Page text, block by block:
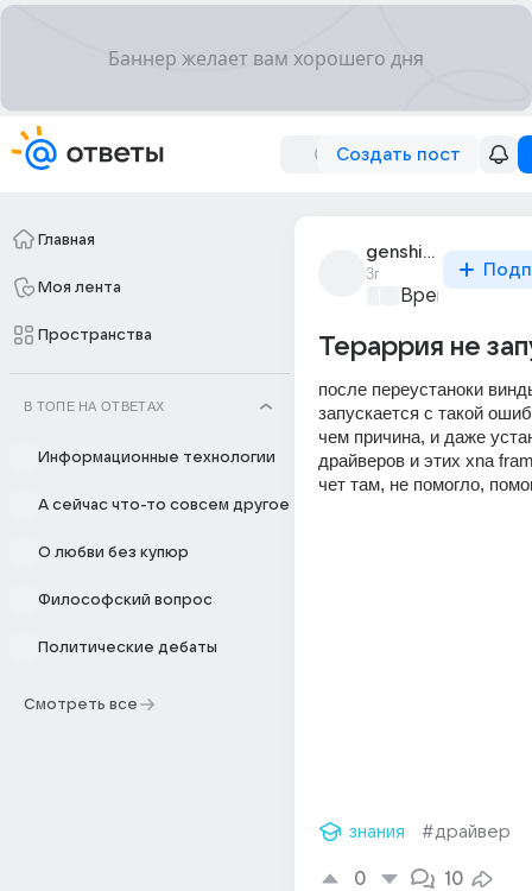
Создать пост
Главная
Моя лента
Пространства
В ТОПЕ НА ОТВЕТАХ
Информационные технологии
А сейчас что-то совсем другое
О любви без купюр
Философский вопрос
Политические дебаты
Смотреть все
genshin_top_26
3г
Время игр
Тераррия не
после переустаноки
запускается с такой
чем причина, и даже
драйверов и этих xna
чет там, не помогло,
знания #драйвер
0 10